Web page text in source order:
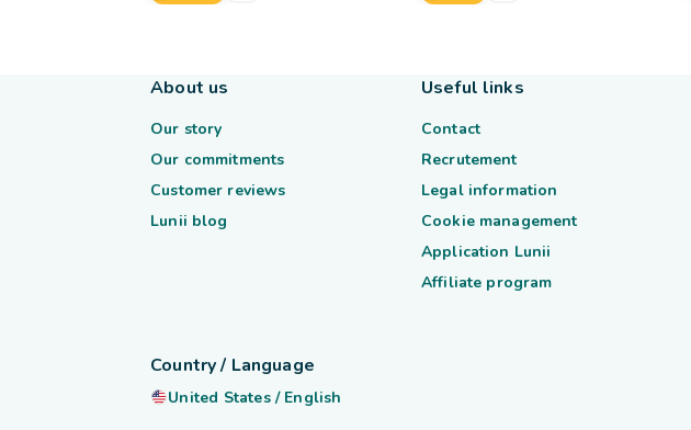
About us
Our story
Our commitments
Customer reviews
Lunii blog
Useful links
Contact
Recrutement
Legal information
Cookie management
Application Lunii
Affiliate program
Country / Language
United States/ English